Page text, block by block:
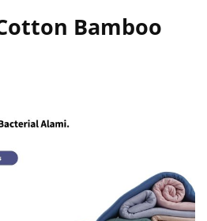
Bamboo